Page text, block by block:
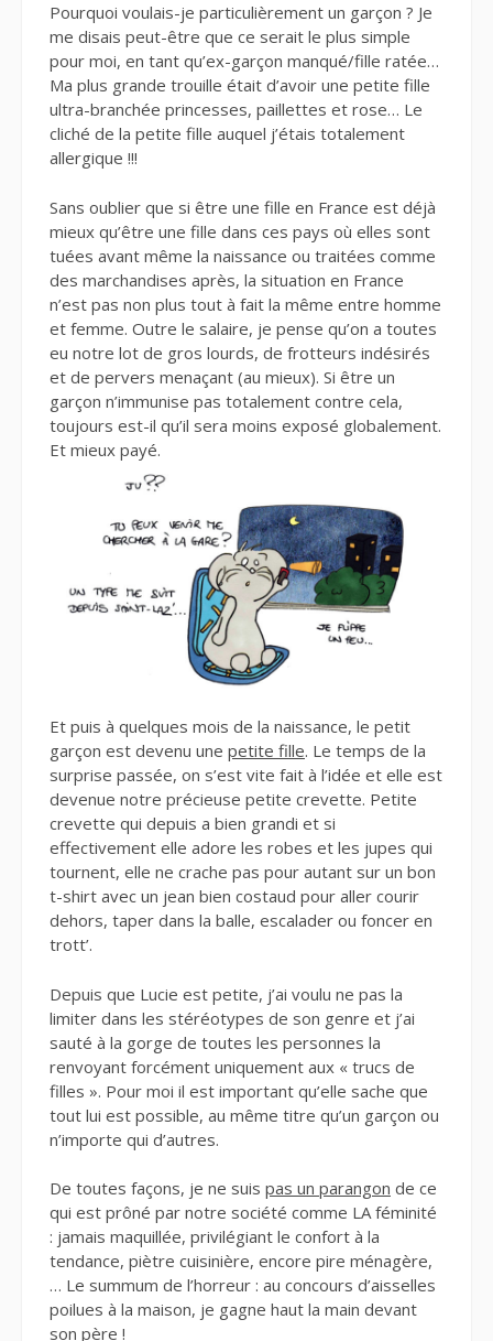
Pourquoi voulais-je particulièrement un garçon ? Je
me disais peut-être que ce serait le plus simple
pour moi, en tant qu’ex-garçon manqué/fille ratée…
Ma plus grande trouille était d’avoir une petite fille
ultra-branchée princesses, paillettes et rose… Le
cliché de la petite fille auquel j’étais totalement
allergique !!!
Sans oublier que si être une fille en France est déjà
mieux qu’être une fille dans ces pays où elles sont
tuées avant même la naissance ou traitées comme
des marchandises après, la situation en France
n’est pas non plus tout à fait la même entre homme
et femme. Outre le salaire, je pense qu’on a toutes
eu notre lot de gros lourds, de frotteurs indésirés
et de pervers menaçant (au mieux). Si être un
garçon n’immunise pas totalement contre cela,
toujours est-il qu’il sera moins exposé globalement.
Et mieux payé.
Et puis à quelques mois de la naissance, le petit
garçon est devenu une petite fille. Le temps de la
surprise passée, on s’est vite fait à l’idée et elle est
devenue notre précieuse petite crevette. Petite
crevette qui depuis a bien grandi et si
effectivement elle adore les robes et les jupes qui
tournent, elle ne crache pas pour autant sur un bon
t-shirt avec un jean bien costaud pour aller courir
dehors, taper dans la balle, escalader ou foncer en
trott’.
Depuis que Lucie est petite, j’ai voulu ne pas la
limiter dans les stéréotypes de son genre et j’ai
sauté à la gorge de toutes les personnes la
renvoyant forcément uniquement aux « trucs de
filles ». Pour moi il est important qu’elle sache que
tout lui est possible, au même titre qu’un garçon ou
n’importe qui d’autres.
De toutes façons, je ne suis pas un parangon de ce
qui est prôné par notre société comme LA féminité
: jamais maquillée, privilégiant le confort à la
tendance, piètre cuisinière, encore pire ménagère,
… Le summum de l’horreur : au concours d’aisselles
poilues à la maison, je gagne haut la main devant
son père !